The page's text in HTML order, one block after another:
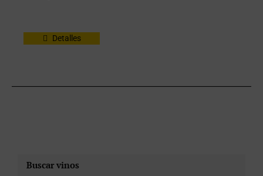
Detalles
Buscar vinos